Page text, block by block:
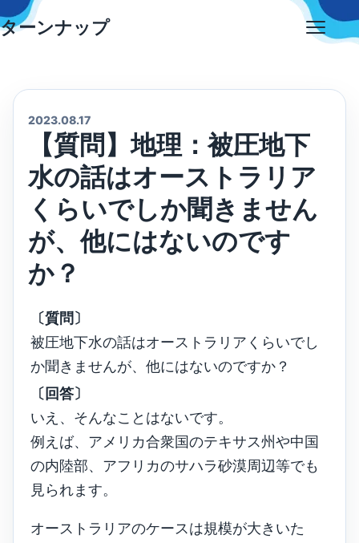
Skip
to
ターンナップ
2023.08.17
【質問】地理：被圧地下
水の話はオーストラリア
くらいでしか聞きません
が、他にはないのです
か？
〔質問〕
被圧地下水の話はオーストラリアくらいでし
か聞きませんが、他にはないのですか？
〔回答〕
いえ、そんなことはないです。
例えば、アメリカ合衆国のテキサス州や中国
の内陸部、アフリカのサハラ砂漠周辺等でも
見られます。
オーストラリアのケースは規模が大きいた